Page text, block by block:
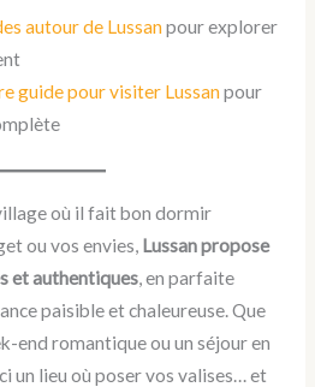
autour de Lussanpour explorer
guide pour visiter Lussanpour
où il fait bon dormir
ou vos envies, Lussan propose
et authentiques, en parfaite
paisible et chaleureuse. Que
end romantique ou un séjour en
un lieu où poser vos valises… et